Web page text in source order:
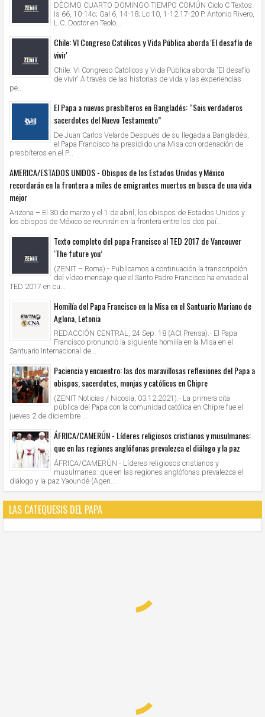
DÉCIMO CUARTO DOMINGO TIEMPO COMÚN Ciclo C Textos:
Is 66, 10-14c; Gal 6, 14-18; Lc 10, 1-12.17-20 P. Antonio Rivero,
L.C. Doctor en Teolo...
Chile: VI Congreso Católicos y Vida Pública aborda 'El desafío de
vivir'
Chile: VI Congreso Católicos y Vida Pública aborda 'El desafío
de vivir' A través de las historias de vida y las experiencias
pe...
El Papa a nuevos presbíteros en Bangladés: “Sois verdaderos
sacerdotes del Nuevo Testamento”
De Juan Carlos Velarde Después de su llegada a Bangladés,
el Papa Francisco ha presidido una Misa con ordenación de
presbíteros en el P...
AMERICA/ESTADOS UNIDOS - Obispos de los Estados Unidos y México
recordarán en la frontera a miles de emigrantes muertos en busca de una vida
mejor
Arizona – El 30 de marzo y el 1 de abril, los obispos de Estados Unidos y
los obispos de México se reunirán en la frontera entre los dos paí...
Texto completo del papa Francisco al TED 2017 de Vancouver
‘The future you’
(ZENIT – Roma).- Publicamos a continuación la transcripción
del vídeo mensaje que el Santo Padre Francisco ha enviado al
TED 2017 en cu...
Homilía del Papa Francisco en la Misa en el Santuario Mariano de
Aglona, Letonia
REDACCIÓN CENTRAL, 24 Sep. 18 (ACI Prensa).- El Papa
Francisco pronunció la siguiente homilía en la Misa en el
Santuario Internacional de...
Paciencia y encuentro: las dos maravillosas reflexiones del Papa a
obispos, sacerdotes, monjas y católicos en Chipre
(ZENIT Noticias / Nicosia, 03.12.2021).- La primera cita
pública del Papa con la comunidad católica en Chipre fue el
jueves 2 de diciembre ...
ÁFRICA/CAMERÚN - Líderes religiosos cristianos y musulmanes:
que en las regiones anglófonas prevalezca el diálogo y la paz
ÁFRICA/CAMERÚN - Líderes religiosos cristianos y
musulmanes: que en las regiones anglófonas prevalezca el
diálogo y la paz Yaoundé (Agen...
LAS CATEQUESIS DEL PAPA